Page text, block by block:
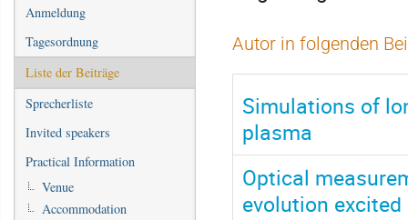
Anmeldung
Tagesordnung
Liste der Beiträge
Sprecherliste
Invited speakers
Practical Information
Venue
Accommodation
Autor in folgenden
Simulations of
plasma
Optical
evolution excited